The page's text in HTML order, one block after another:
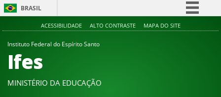
BRASIL
Simplifique!
ACESSIBILIDADE ALTO CONTRASTE MAPA DO SITE
Instituto Federal do Espírito Santo
Ifes
MINISTÉRIO DA EDUCAÇÃO